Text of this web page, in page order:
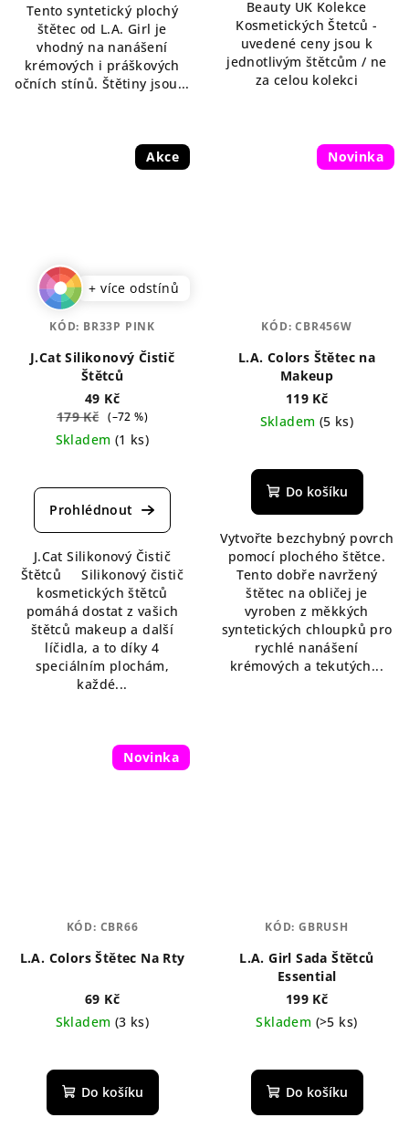
Tento syntetický plochý
štětec od L.A. Girl je
vhodný na nanášení
krémových i práškových
očních stínů. Štětiny jsou...
z
5
hvězdiček.
Beauty UK Kolekce
Kosmetických Štetců -
uvedené ceny jsou k
jednotlivým štětcům / ne
za celou kolekci
Akce
+ více odstínů
J.Cat Silikonový Čistič
Štětců
49 Kč
179 Kč (–72 %)
Skladem (1 ks)
J.Cat Silikonový Čistič
Štětců Silikonový čistič
kosmetických štětců
pomáhá dostat z vašich
štětců makeup a další
líčidla, a to díky 4
speciálním plochám,
každé...
KÓD: BR33P PINK
Novinka
L.A. Colors Štětec na
Makeup
119 Kč
Skladem (5 ks)
hodnocení
produktu
z
5
hvězdiček.
Do košíku
Vytvořte bezchybný povrch
pomocí plochého štětce.
Tento dobře navržený
štětec na obličej je
vyroben z měkkých
syntetických chloupků pro
rychlé nanášení
krémových a tekutých...
KÓD:CBR456W
Novinka
L.A. Colors Štětec Na Rty
69 Kč
Skladem (3 ks)
hodnocení
produktu
Do košíku
KÓD: CBR66
L.A. Girl Sada Štětců
Essential
199 Kč
Skladem (>5 ks)
Do košíku
KÓD:GBRUSH